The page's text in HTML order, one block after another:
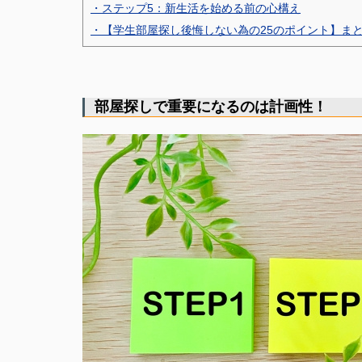
・ステップ5：新生活を始める前の心構え
・【学生部屋探し後悔しない為の25のポイント】ま
部屋探しで重要になるのは計画性！